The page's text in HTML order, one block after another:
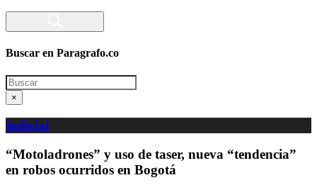
Buscar en Paragrafo.co
Search
×
judicial
“Motoladrones” y uso de taser, nueva “tendencia”
en robos ocurridos en Bogotá